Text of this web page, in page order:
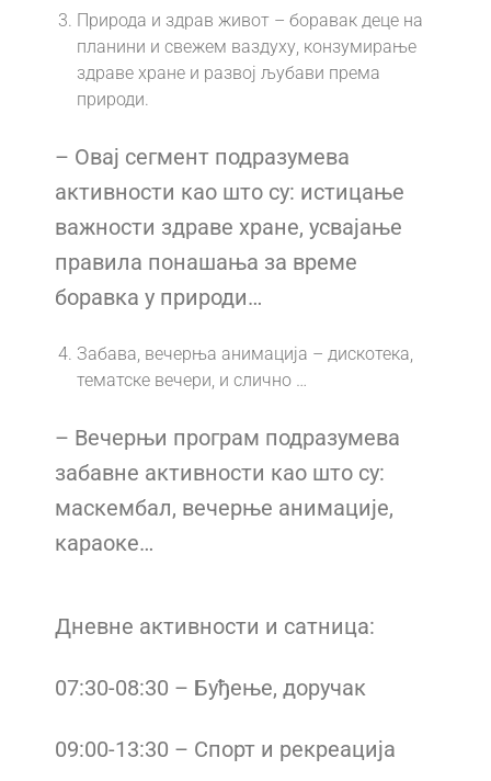
Природа и здрав живот – боравак деце на
планини и свежем ваздуху, конзумирање
здраве хране и развој љубави према
природи.
– Овај сегмент подразумева
активности као што су: истицање
важности здраве хране, усвајање
правила понашања за време
боравка у природи…
Забава, вечерња анимација – дискотека,
тематске вечери, и слично …
– Вечерњи програм подразумева
забавне активности као што су:
маскембал, вечерње анимације,
караоке…
Дневне активности и сатница:
07:30-08:30 – Буђење, доручак
09:00-13:30 – Спорт и рекреација